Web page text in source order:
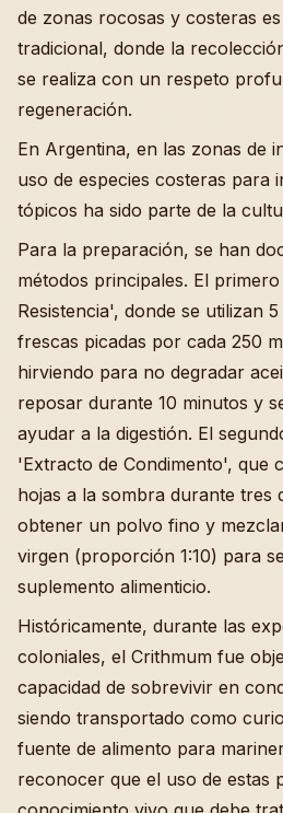
de zonas rocosas y costeras
tradicional, donde la
se realiza con un respeto
regeneración.
En Argentina, en las zonas de
uso de especies costeras para
tópicos ha sido parte de la
Para la preparación, se han
métodos principales. El
Resistencia', donde se utilizan
frescas picadas por cada 250
hirviendo para no degradar
reposar durante 10 minutos y
ayudar a la digestión. El
'Extracto de Condimento', que
hojas a la sombra durante tres
obtener un polvo fino y
virgen (proporción 1:10) para
suplemento alimenticio.
Históricamente, durante las
coloniales, el Crithmum fue
capacidad de sobrevivir en
siendo transportado como
fuente de alimento para
reconocer que el uso de estas